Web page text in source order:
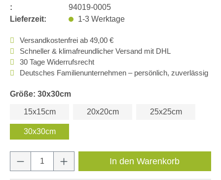
:
94019-0005
Lieferzeit:
1-3 Werktage
Versandkostenfrei ab 49,00 €
Schneller & klimafreundlicher Versand mit DHL
30 Tage Widerrufsrecht
Deutsches Familienunternehmen – persönlich, zuverlässig
Größe: 30x30cm
15x15cm 20x20cm 25x25cm
30x30cm
Produkt Anzahl: Gib den gewünschten
In den Warenkorb